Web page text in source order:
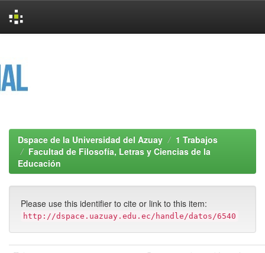
Dspace de la Universidad del Azuay
1 Trabajos
Facultad de Filosofía, Letras y Ciencias de la
Educación
Please use this identifier to cite or link to this item:
http://dspace.uazuay.edu.ec/handle/datos/6540